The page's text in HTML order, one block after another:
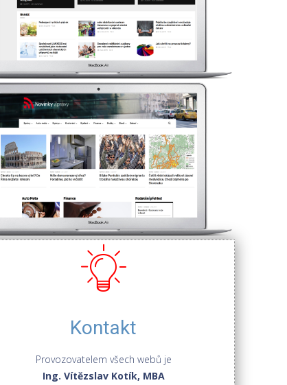
Kontakt
Provozovatelem všech webů je
Ing. Vítězslav Kotík, MBA